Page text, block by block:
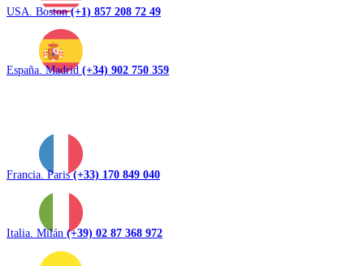
USA. Boston(+1) 857 208 72 49
España. Madrid (+34) 902 750 359
Francia. Paris(+33) 170 849 040
Italia. Milán (+39) 02 87 368 972